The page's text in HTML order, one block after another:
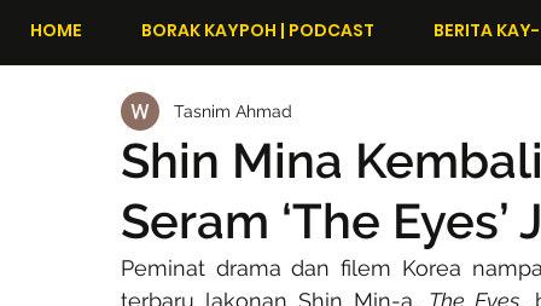
HOME BORAK KAYPOH | PODCAST BERITA
Shin Mina
Seram ‘The Eyes’
Tasnim Ahmad
Peminat drama dan filem Korea
terbaru lakonan Shin Min-a, The Eyes,